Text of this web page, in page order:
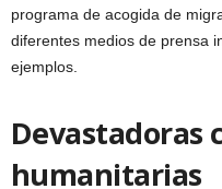
programa de acogida de
diferentes medios de prensa
ejemplos.
Devastadoras
humanitarias